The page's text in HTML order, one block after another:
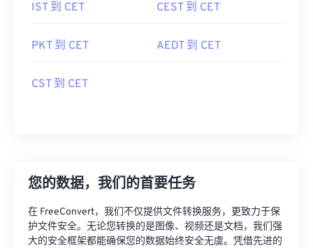
IST 到 CET CEST 到 CET
PKT 到 CET AEDT 到 CET
CST 到 CET
您的数据，我们的首要任务
在 FreeConvert，我们不仅提供文件转换服务，更致力于保
护文件安全。无论您转换的是图像、视频还是文档，我们强
大的安全框架都能确保您的数据始终安全无虞。凭借先进的